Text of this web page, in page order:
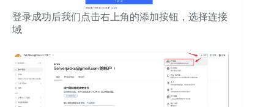
登录成功后我们点击右上角的添加按钮，选择连接
域